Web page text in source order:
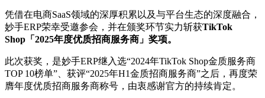
凭借在电商SaaS领域的深厚积累以及与平台生态的深度融合，
妙手ERP荣幸受邀参会，并在颁奖环节实力斩获TikTok
Shop「2025年度优质招商服务商」奖项。
此次获奖，是妙手ERP继入选“2024年TikTok Shop金质服务商
TOP 10榜单”、获评“2025年H1金质招商服务商”之后，再度荣
膺年度优质招商服务商称号，由衷感谢官方的持续肯定。